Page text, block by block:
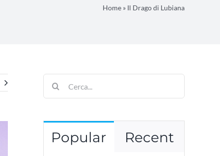
Home » Il Drago di Lubiana
Cerca
per:
Popular Recent